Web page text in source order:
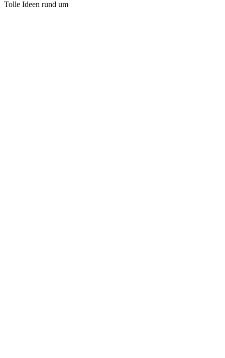
Tolle Ideen rund um